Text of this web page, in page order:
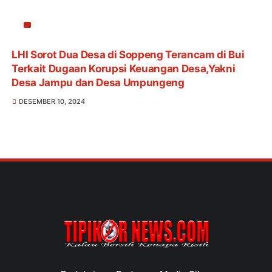
LHI Sorot Dua Desa di Soppeng Terancam di Bui
Terkait Dugaan Korupsi Keuangan Desa,Yakni
Desa Jampu dan Desa Umpungeng
DESEMBER 10, 2024